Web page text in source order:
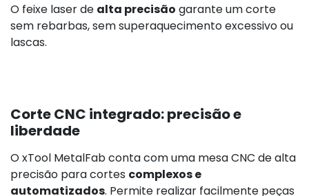
O feixe laser de alta precisão garante um corte
sem rebarbas, sem superaquecimento excessivo ou
lascas.
Corte CNC integrado: precisão e
liberdade
O xTool MetalFab conta com uma mesa CNC de alta
precisão para cortes complexos e
automatizados. Permite realizar facilmente peças